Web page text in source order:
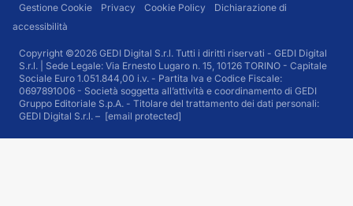
Gestione Cookie Privacy Cookie Policy
Dichiarazione di
accessibilità
Copyright ©2026 GEDI Digital S.r.l. Tutti i diritti riservati - GEDI Digital
S.r.l. | Sede Legale: Via Ernesto Lugaro n. 15, 10126 TORINO - Capitale
Sociale Euro 1.051.844,00 i.v. - Partita Iva e Codice Fiscale:
0697891006 - Società soggetta all’attività e coordinamento di GEDI
Gruppo Editoriale S.p.A. - Titolare del trattamento dei dati personali:
GEDI Digital S.r.l. – [email protected]